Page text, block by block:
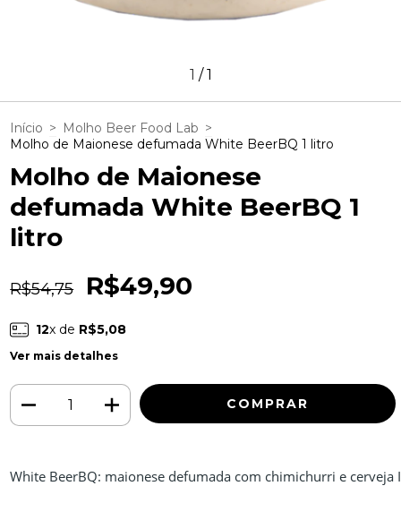
1 /1
Início > Molho Beer Food Lab >
Molho de Maionese defumada White BeerBQ 1 litro
Molho de Maionese
defumada White BeerBQ 1
litro
R$54,75 R$49,90
12x de R$5,08
Ver mais detalhes
White BeerBQ: maionese defumada com chimichurri e cerveja